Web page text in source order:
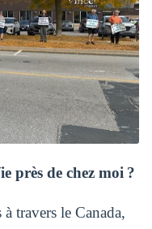
près de chez moi ?
travers le Canada,